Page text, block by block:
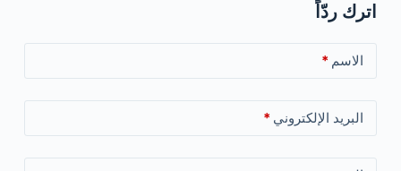
اترك ردّاً
الاسم *
البريد الإلكتروني *